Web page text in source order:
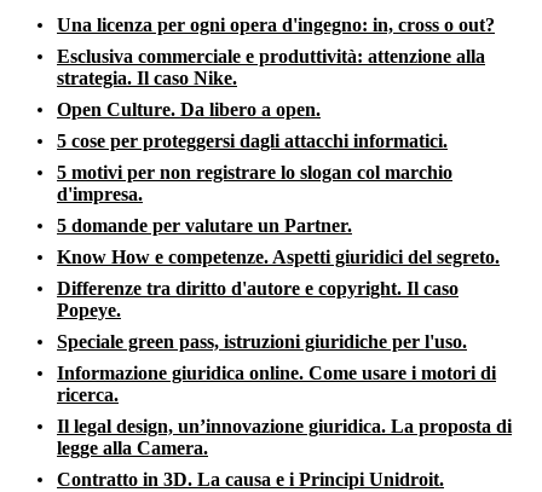
Una licenza per ogni opera d'ingegno: in, cross o out?
Esclusiva commerciale e produttività: attenzione alla
strategia. Il caso Nike.
Open Culture. Da libero a open.
5 cose per proteggersi dagli attacchi informatici.
5 motivi per non registrare lo slogan col marchio
d'impresa.
5 domande per valutare un Partner.
Know How e competenze. Aspetti giuridici del segreto.
Differenze tra diritto d'autore e copyright. Il caso
Popeye.
Speciale green pass, istruzioni giuridiche per l'uso.
Informazione giuridica online. Come usare i motori di
ricerca.
Il legal design, un’innovazione giuridica. La proposta di
legge alla Camera.
Contratto in 3D. La causa e i Principi Unidroit.